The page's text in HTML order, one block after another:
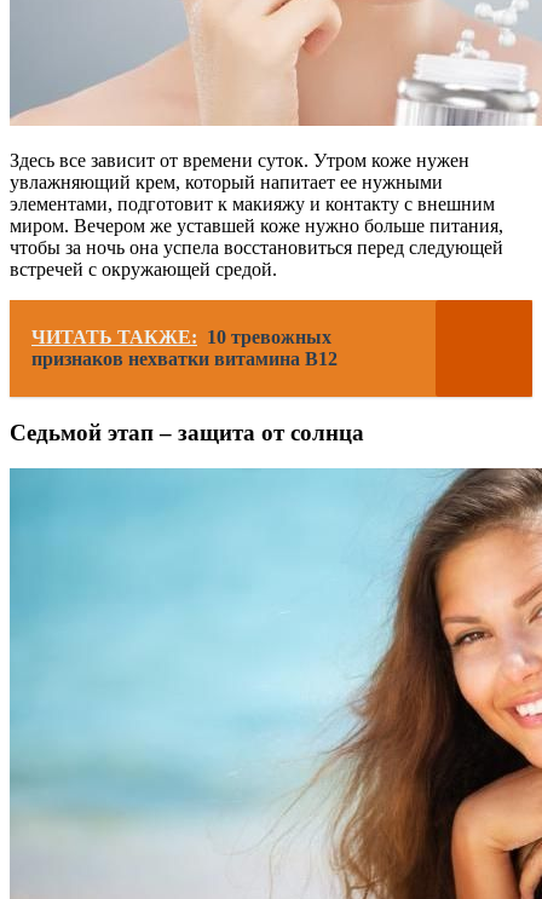
Здесь все зависит от времени суток. Утром коже нужен
увлажняющий крем, который напитает ее нужными
элементами, подготовит к макияжу и контакту с внешним
миром. Вечером же уставшей коже нужно больше питания,
чтобы за ночь она успела восстановиться перед следующей
встречей с окружающей средой.
ЧИТАТЬ ТАКЖЕ: 10 тревожных
признаков нехватки витамина В12
Седьмой этап – защита от солнца